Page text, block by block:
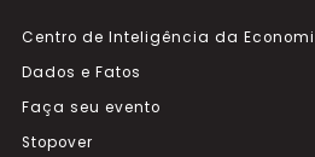
Centro de Inteligência da
Dados e Fatos
Faça seu evento
Stopover